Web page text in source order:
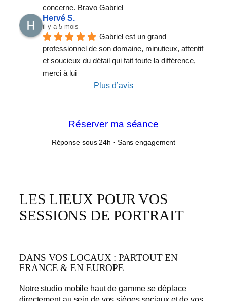
concerne. Bravo Gabriel
Hervé S.
il y a 5 mois
Gabriel est un grand
professionnel de son domaine, minutieux, attentif
et soucieux du détail qui fait toute la différence,
merci à lui
Plus d’avis
Réserver ma séance
Réponse sous 24h · Sans engagement
LES LIEUX POUR VOS
SESSIONS DE PORTRAIT
DANS VOS LOCAUX : PARTOUT EN
FRANCE & EN EUROPE
Notre studio mobile haut de gamme se déplace